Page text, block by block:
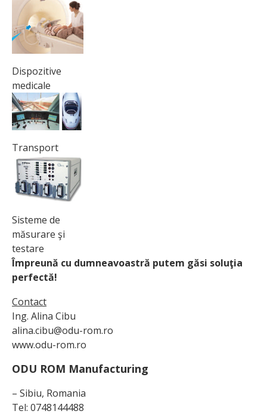
Dispozitive
medicale
Transport
Sisteme de
măsurare şi
testare
Împreună cu dumneavoastră putem găsi soluţia
perfectă!
Contact
Ing. Alina Cibu
alina.cibu@odu-rom.ro
www.odu-rom.ro
ODU ROM Manufacturing
– Sibiu, Romania
Tel: 0748144488